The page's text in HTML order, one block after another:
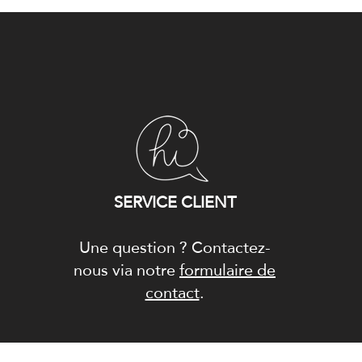
SERVICE CLIENT
Une question ? Contactez-
nous via notreformulaire de
contact.